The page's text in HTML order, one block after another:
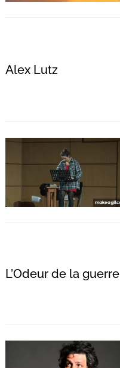
Alex Lutz
L’Odeur de la guerre